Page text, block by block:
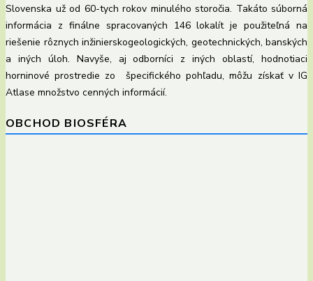
Slovenska už od 60-tych rokov minulého storočia. Takáto súborná
informácia z finálne spracovaných 146 lokalít je použiteľná na
riešenie rôznych inžinierskogeologických, geotechnických, banských
a iných úloh. Navyše, aj odborníci z iných oblastí, hodnotiaci
horninové prostredie zo špecifického pohľadu, môžu získať v IG
Atlase množstvo cenných informácií.
OBCHOD BIOSFÉRA